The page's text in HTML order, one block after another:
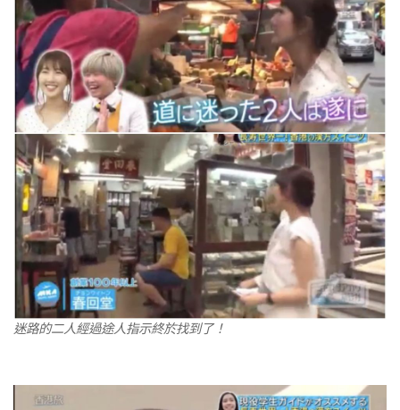
迷路的二人經過途人指示終於找到了！